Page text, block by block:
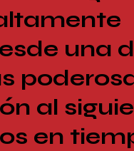
una
al
en